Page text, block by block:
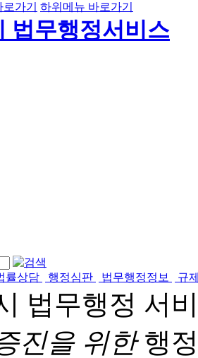
가기 하위메뉴 바로가기
률상담 행정심판 법무행정정보 규
법무행정 서
진을 위한행